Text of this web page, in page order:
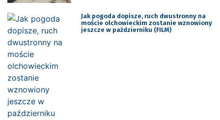
Jak pogoda dopisze, ruch dwustronny na
moście olchowieckim zostanie wznowiony
jeszcze w październiku (FILM)